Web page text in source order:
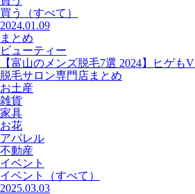
買う
（すべて）
2024.01.09
まとめ
ビューティー
【富山のメンズ脱毛7選 2024】ヒゲも
脱毛サロン専門店まとめ
お土産
雑貨
家具
お花
アパレル
不動産
イベント
イベント
（すべて）
2025.03.03